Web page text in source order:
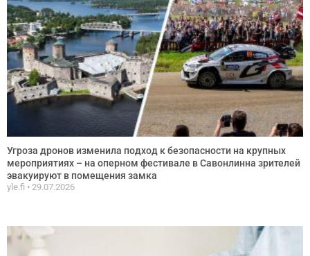
Угроза дронов изменила подход к безопасности на крупных
мероприятиях – на оперном фестивале в Савонлинна зрителей
эвакуируют в помещения замка
yle.fi 29.07.2026